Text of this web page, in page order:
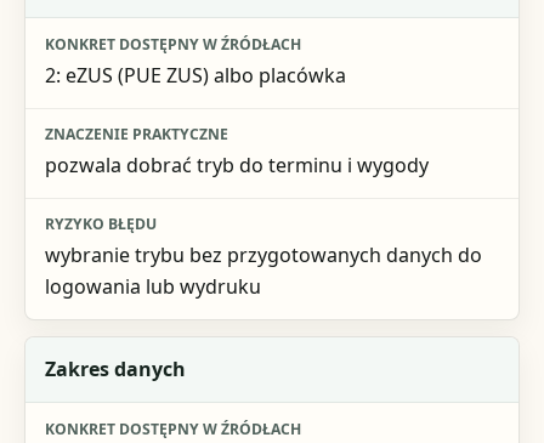
2: eZUS (PUE ZUS) albo placówka
pozwala dobrać tryb do terminu i wygody
wybranie trybu bez przygotowanych danych do
logowania lub wydruku
Zakres danych